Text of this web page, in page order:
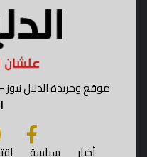
موقع وجريدة الدليل
أخبار سياسة